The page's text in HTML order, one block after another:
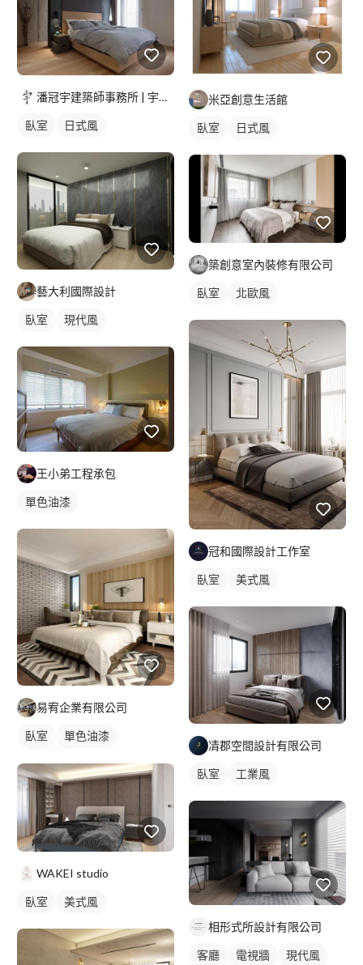
潘冠宇建築師事務所 | 宇椽室內設計
臥室 日式風
藝大利國際設計
臥室 現代風
王小弟工程承包
單色油漆
易宥企業有限公司
臥室
單色油漆
WAKEI studio
臥室 美式風
米亞創意生活館
臥室 日式風
築創意室內裝修有限公司
臥室 北歐風
冠和國際設計工作室
臥室 美式風
凊郡空間設計有限公司
臥室 工業風
相形式所設計有限公司
客廳 電視牆 現代風